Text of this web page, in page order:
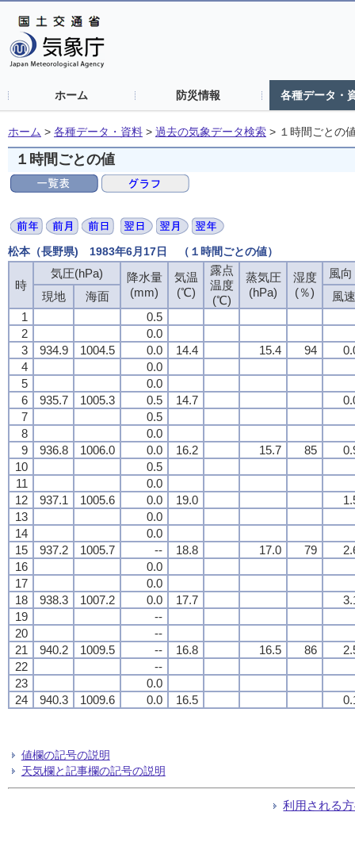
ホーム 防災情報 各種データ・
ホーム > 各種データ・資料 > 過去の気象データ検索 > １時間ごとの
１時間ごとの値
松本（長野県) 1983年6月17日 （１時間ごとの値）
時
気圧(hPa)
降水量
(mm)
気温
(℃)
露点
温度
(℃)
蒸気圧
(hPa)
湿度
(％)
風
現地
海面
風速
1
0.5
2
0.0
3
934.9 1004.5 0.0 14.4 15.4 94
4
0.0
5
0.0
6
935.7 1005.3 0.5 14.7
7
0.5
8
0.0
9
936.8 1006.0 0.0 16.2 15.7 85
10
0.5
11
0.0
12
937.1 1005.6 0.0 19.0
13
0.0
14
0.0
15
937.2 1005.7 -- 18.8 17.0 79
16
0.0
17
0.0
18
938.3 1007.2 0.0 17.7
19
--
20
--
21
940.2 1009.5 -- 16.8 16.5 86
22
--
23
0.0
24
940.3 1009.6 0.0 16.5
値欄の記号の説明
天気欄と記事欄の記号の説明
利用される